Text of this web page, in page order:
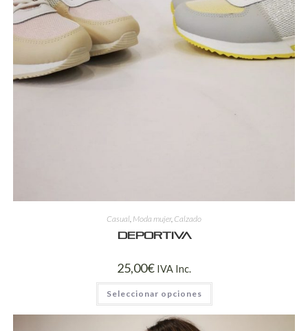
Casual, Moda mujer, Calzado
Deportiva
25,00€ IVA Inc.
Seleccionar opciones